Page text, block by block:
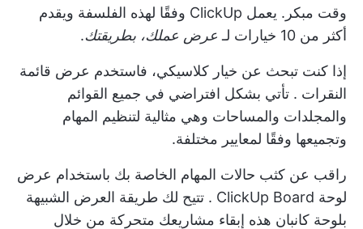
وقت مبكر. يعمل ClickUp وفقًا لهذه الفلسفة ويقدم
أكثر من 10 خيارات
لـ عرض عملك، بطريقتك.
إذا كنت تبحث عن خيار كلاسيكي، فاستخدم عرض قائمة
النقرات . تأتي بشكل افتراضي في جميع القوائم
والمجلدات والمساحات وهي مثالية لتنظيم المهام
وتجميعها وفقًا لمعايير مختلفة.
راقب عن كثب حالات المهام الخاصة بك باستخدام عرض
لوحة ClickUp Board
. تتيح لك طريقة العرض الشبيهة
بلوحة كانبان هذه إبقاء مشاريعك متحركة من خلال